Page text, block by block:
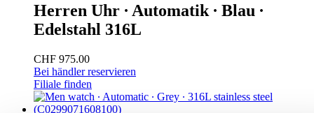
Herren Uhr ∙ Automatik ∙ Blau ∙
Edelstahl 316L
CHF 975.00
Bei händler reservieren
Filiale finden